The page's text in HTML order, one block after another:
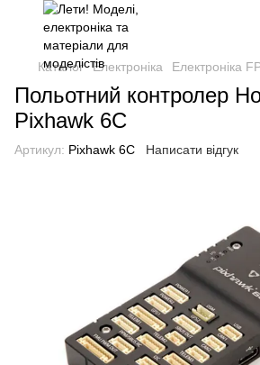
Каталог Електроніка Електроніка
Польотний контролер
Pixhawk 6C
Артикул: Pixhawk 6C Написати відгук